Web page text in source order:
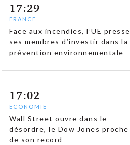
17:29
FRANCE
Face aux incendies, l’UE presse
ses membres d’investir dans la
prévention environnementale
17:02
ECONOMIE
Wall Street ouvre dans le
désordre, le Dow Jones proche
de son record